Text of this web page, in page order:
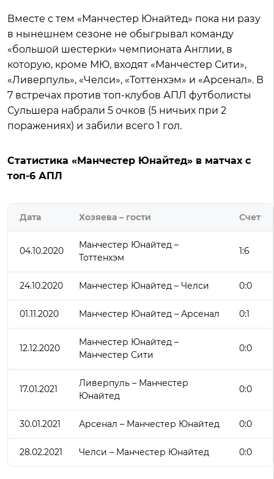
Вместе с тем «Манчестер Юнайтед» пока ни разу
в нынешнем сезоне не обыгрывал команду
«большой шестерки» чемпионата Англии, в
которую, кроме МЮ, входят «Манчестер Сити»,
«Ливерпуль», «Челси», «Тоттенхэм» и «Арсенал». В
7 встречах против топ-клубов АПЛ футболисты
Сульшера набрали 5 очков (5 ничьих при 2
поражениях) и забили всего 1 гол.
Статистика «Манчестер Юнайтед» в матчах с
топ-6 АПЛ
Дата Хозяева – гости Счет
04.10.2020
Манчестер Юнайтед –
Тоттенхэм
1:6
24.10.2020 Манчестер Юнайтед – Челси 0:0
01.11.2020 Манчестер Юнайтед – Арсенал 0:1
12.12.2020
Манчестер Юнайтед –
Манчестер Сити
0:0
17.01.2021
Ливерпуль – Манчестер
Юнайтед
0:0
30.01.2021 Арсенал – Манчестер Юнайтед 0:0
28.02.2021 Челси – Манчестер Юнайтед 0:0